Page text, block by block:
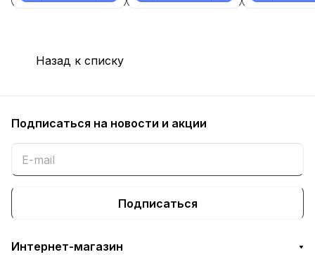
Назад к списку
Подписаться на новости и акции
Подписаться
Интернет-магазин